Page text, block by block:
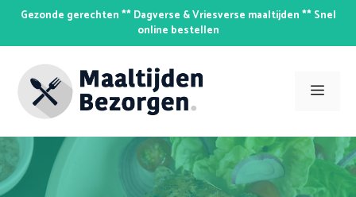
Skip
content
Gezonde gerechten ** Dagverse & Vriesverse maaltijden ** Snel
online bestellen
Menu